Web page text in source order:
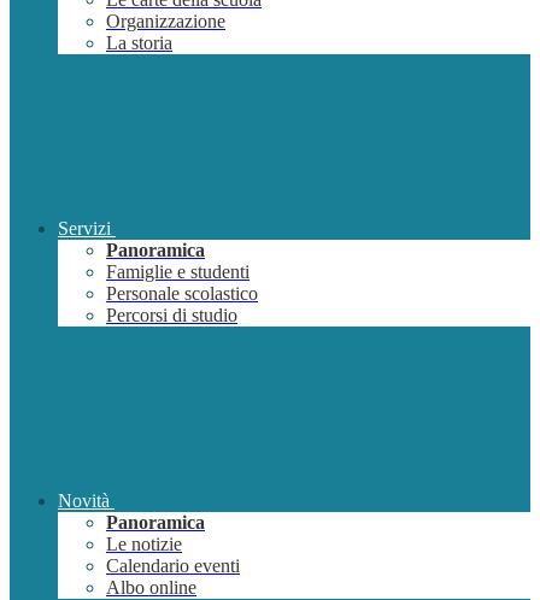
Organizzazione
La storia
Servizi
Panoramica
Famiglie e studenti
Personale scolastico
Percorsi di studio
Novità
Panoramica
Le notizie
Calendario eventi
Albo online